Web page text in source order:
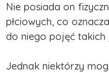
Nie posiada on
płciowych, co
do niego pojęć takich
Jednak niektórzy